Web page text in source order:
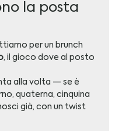
la posta
per un brunch
, il gioco dove al posto
alla volta — se è
quaterna, cinquina
già, con un twist